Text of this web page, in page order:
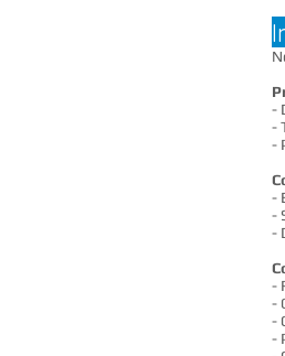
-
-
-
-
-
-
-
-
-
-